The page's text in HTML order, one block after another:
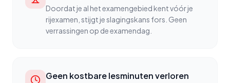
Doordat je al het examengebied kent vóór je
rijexamen, stijgt je slagingskans fors. Geen
verrassingen op de examendag.
Geen kostbare lesminuten verloren